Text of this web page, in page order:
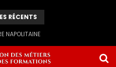
RÉCENTS
NAPOLITAINE